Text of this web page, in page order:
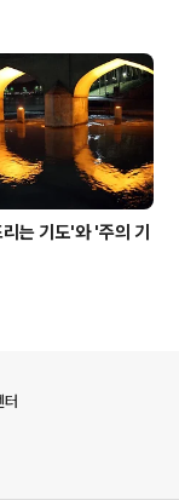
는 기도'와 '주의 기
터